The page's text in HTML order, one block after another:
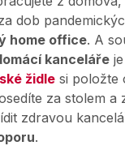
dob
home office. A
kanceláře
židle si položte
za stolem a
zdravou
.